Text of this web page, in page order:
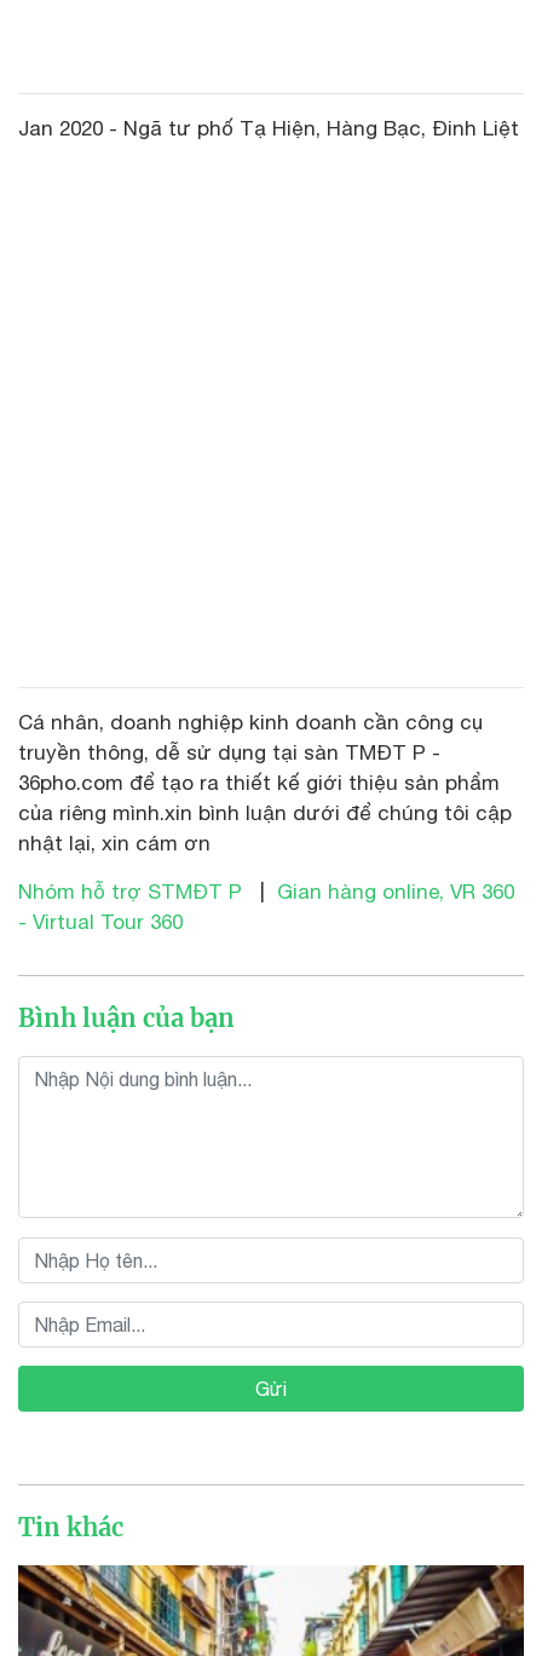
Jan 2020 - Ngã tư phố Tạ Hiện, Hàng Bạc, Đinh Liệt
Cá nhân, doanh nghiệp kinh doanh cần công cụ
truyền thông, dễ sử dụng tại sàn TMĐT P -
36pho.com để tạo ra thiết kế giới thiệu sản phẩm
của riêng mình.xin bình luận dưới để chúng tôi cập
nhật lại, xin cám ơn
Nhóm hỗ trợ STMĐT P
Gian hàng online, VR 360
- Virtual Tour 360
Bình luận của bạn
Gửi
Tin khác